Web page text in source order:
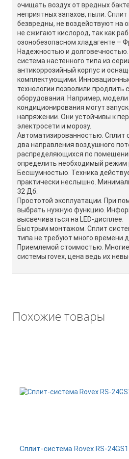
очищать воздух от вредных
неприятных запахов, пыли.
безвредны, не воздействуют на
не сжигают кислород, так как
озонобезопасном хладагенте –
Надежностью и
система настенного типа из
антикоррозийный корпус и
комплектующими.
технологии позволили продлить
оборудования. Например,
кондиционирования могут
напряжении. Они устойчивы к
электросети и морозу.
Автоматизированностью. Сплит
два направления воздушного
распределяющихся по
определить необходимый режим
Бесшумностью. Техника
практически неслышно.
32 Дб.
Простотой эксплуатации. При
выбрать нужную функцию.
высвечиваться на LED-дисплее.
Быстрым монтажом. Сплит
типа не требуют много времени
Приемлемой стоимостью.
системы rovex, цена ведь их
Похожие товары
Сплит-система Rovex RS-24GS1